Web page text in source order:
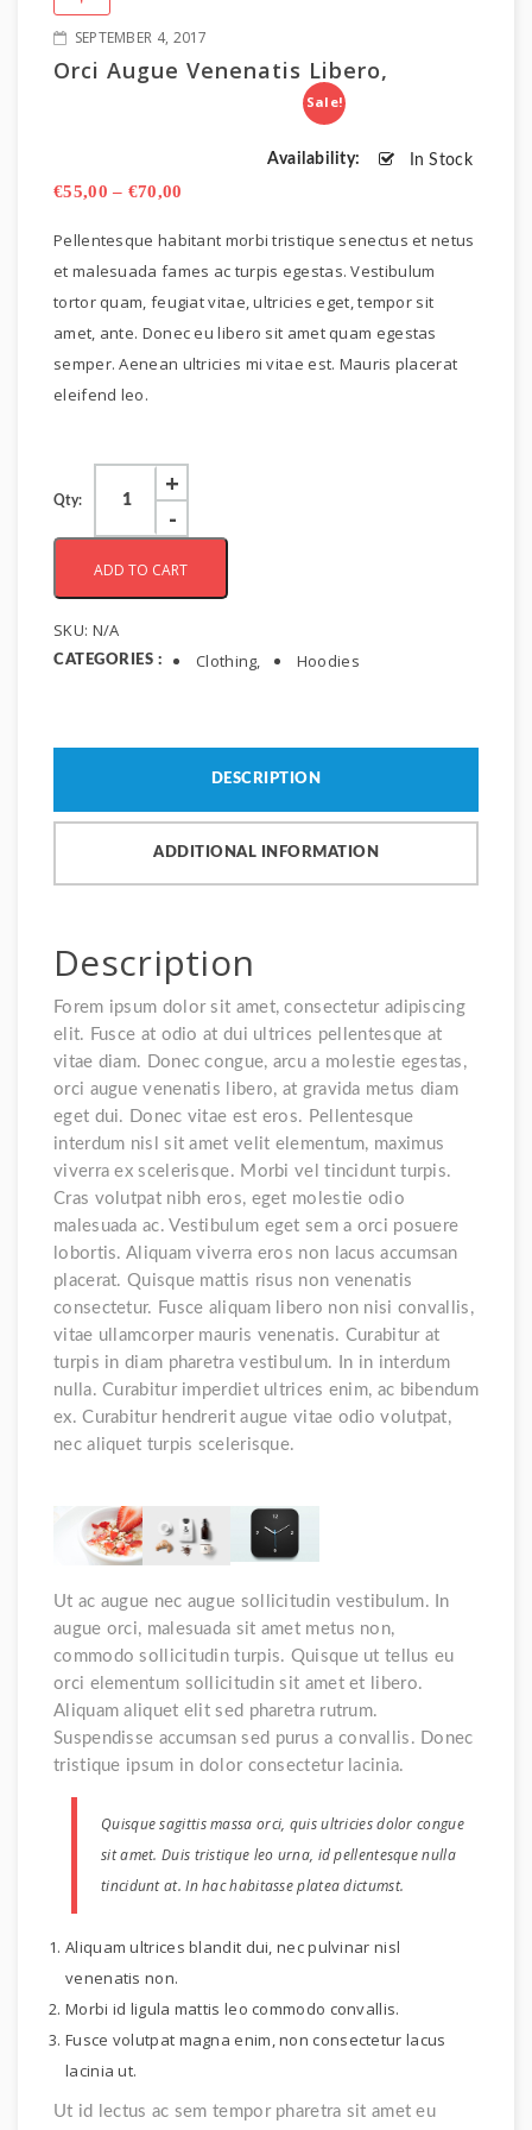
SEPTEMBER 4, 2017
Orci Augue Venenatis Libero,
Sale!
Availability: In Stock
€55,00 – €70,00
Pellentesque habitant morbi tristique senectus et netus
et malesuada fames ac turpis egestas. Vestibulum
tortor quam, feugiat vitae, ultricies eget, tempor sit
amet, ante. Donec eu libero sit amet quam egestas
semper. Aenean ultricies mi vitae est. Mauris placerat
eleifend leo.
Qty:
ADD TO CART
SKU: N/A
CATEGORIES : Clothing, Hoodies
DESCRIPTION
ADDITIONAL INFORMATION
Description
Forem ipsum dolor sit amet, consectetur adipiscing
elit. Fusce at odio at dui ultrices pellentesque at
vitae diam. Donec congue, arcu a molestie egestas,
orci augue venenatis libero, at gravida metus diam
eget dui. Donec vitae est eros. Pellentesque
interdum nisl sit amet velit elementum, maximus
viverra ex scelerisque. Morbi vel tincidunt turpis.
Cras volutpat nibh eros, eget molestie odio
malesuada ac. Vestibulum eget sem a orci posuere
lobortis. Aliquam viverra eros non lacus accumsan
placerat. Quisque mattis risus non venenatis
consectetur. Fusce aliquam libero non nisi convallis,
vitae ullamcorper mauris venenatis. Curabitur at
turpis in diam pharetra vestibulum. In in interdum
nulla. Curabitur imperdiet ultrices enim, ac bibendum
ex. Curabitur hendrerit augue vitae odio volutpat,
nec aliquet turpis scelerisque.
Ut ac augue nec augue sollicitudin vestibulum. In
augue orci, malesuada sit amet metus non,
commodo sollicitudin turpis. Quisque ut tellus eu
orci elementum sollicitudin sit amet et libero.
Aliquam aliquet elit sed pharetra rutrum.
Suspendisse accumsan sed purus a convallis. Donec
tristique ipsum in dolor consectetur lacinia.
Quisque sagittis massa orci, quis ultricies dolor congue
sit amet. Duis tristique leo urna, id pellentesque nulla
tincidunt at. In hac habitasse platea dictumst.
Aliquam ultrices blandit dui, nec pulvinar nisl
venenatis non.
Morbi id ligula mattis leo commodo convallis.
Fusce volutpat magna enim, non consectetur lacus
lacinia ut.
Ut id lectus ac sem tempor pharetra sit amet eu